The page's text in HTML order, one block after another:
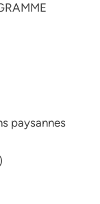
paysannes